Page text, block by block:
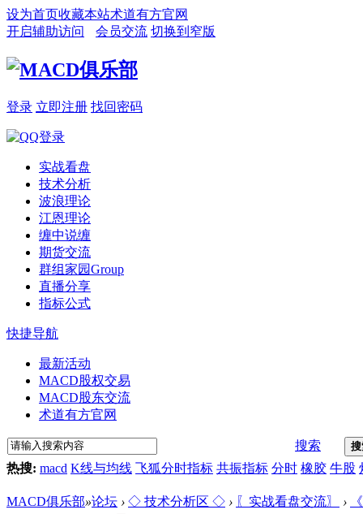
设为首页收藏本站术道有方官网
开启辅助访问
会员交流 切换到窄版
登录 立即注册 找回密码
实战看盘
技术分析
波浪理论
江恩理论
缠中说缠
期货交流
群组家园Group
直播分享
指标公式
快捷导航
最新活动
MACD股权交易
MACD股东交流
术道有方官网
搜索
热搜: macd K线与均线 飞狐分时指标 共振指标 分时 橡胶 牛股
MACD俱乐部»论坛 › ◇ 技术分析区 ◇ › 〖实战看盘交流〗 ›